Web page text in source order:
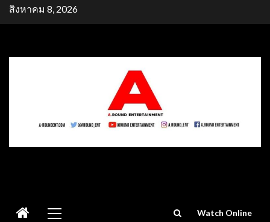
Skipสิงหาคม 8, 2026
Menu
Watch Online